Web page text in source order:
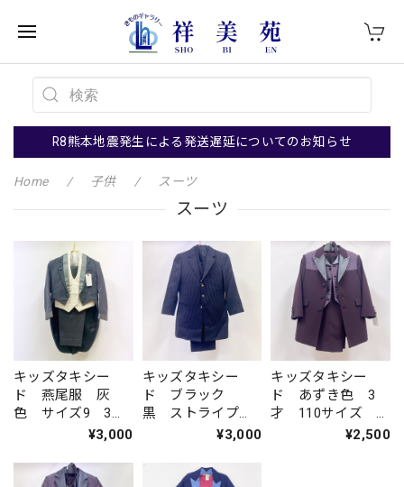
R8熊本地震発生による発送遅延についてのお知らせ
Home 子供 スーツ
スーツ
キッズタキシー
ド 燕尾服 灰
色 サイズ9 3点
セット 中古 結
衣装 KDTX-14
¥3,000
キッズタキシー
ド ブラック
黒 ストライプ
柄 130サイズ 3
結婚式 発表会 撮
¥3,000
キッズタキシー
ド あずき色 3
才 110サイズ 3
点セット 中古
¥2,500